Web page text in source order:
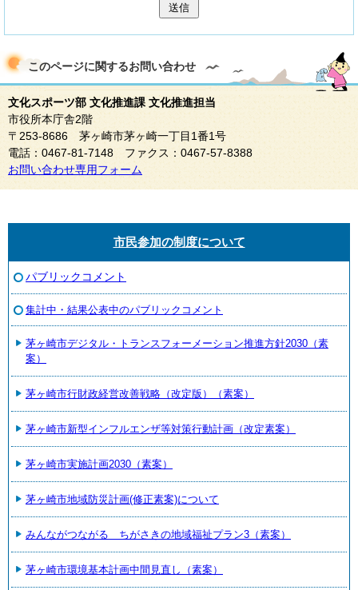
送信
このページに関するお問い合わせ
文化スポーツ部 文化推進課 文化推進担当
市役所本庁舎2階
〒253-8686 茅ヶ崎市茅ヶ崎一丁目1番1号
電話：0467-81-7148 ファクス：0467-57-8388
お問い合わせ専用フォーム
市民参加の制度について
パブリックコメント
集計中・結果公表中のパブリックコメント
茅ヶ崎市デジタル・トランスフォーメーション推進方針2030（素
案）
茅ヶ崎市行財政経営改善戦略（改定版）（素案）
茅ヶ崎市新型インフルエンザ等対策行動計画（改定素案）
茅ヶ崎市実施計画2030（素案）
茅ヶ崎市地域防災計画(修正素案)について
みんながつながる ちがさきの地域福祉プラン3（素案）
茅ヶ崎市環境基本計画中間見直し（素案）